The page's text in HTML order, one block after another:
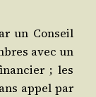
un Conseil
avec un
; les
appel par